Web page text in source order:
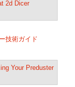
技術ガイド